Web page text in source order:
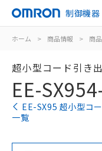
制御機器
ホーム > 商品情報 > 商
超小型コード引き
EE-
EE-SX95 超小型コ
一覧